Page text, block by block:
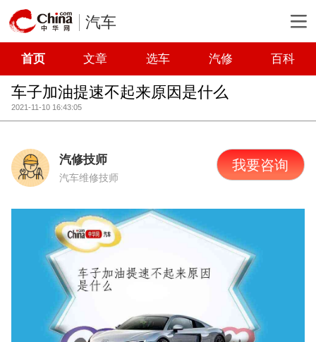
汽车
首页 文章 选车 汽修 百科
车子加油提速不起来原因是什么
2021-11-10 16:43:05
汽修技师
汽车维修技师
我要咨询